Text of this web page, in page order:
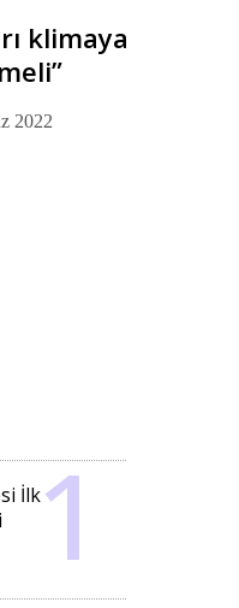
klimaya
2022
İlk